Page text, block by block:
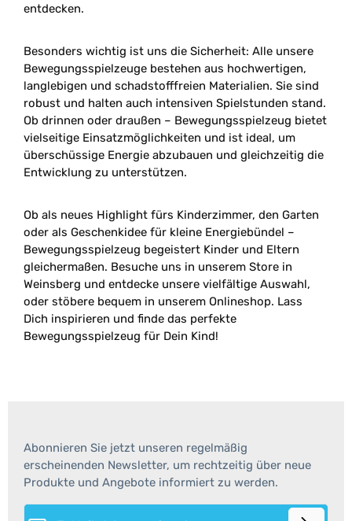
entdecken.
Besonders wichtig ist uns die Sicherheit: Alle unsere
Bewegungsspielzeuge bestehen aus hochwertigen,
langlebigen und schadstofffreien Materialien. Sie sind
robust und halten auch intensiven Spielstunden stand.
Ob drinnen oder draußen – Bewegungsspielzeug bietet
vielseitige Einsatzmöglichkeiten und ist ideal, um
überschüssige Energie abzubauen und gleichzeitig die
Entwicklung zu unterstützen.
Ob als neues Highlight fürs Kinderzimmer, den Garten
oder als Geschenkidee für kleine Energiebündel –
Bewegungsspielzeug begeistert Kinder und Eltern
gleichermaßen. Besuche uns in unserem Store in
Weinsberg und entdecke unsere vielfältige Auswahl,
oder stöbere bequem in unserem Onlineshop. Lass
Dich inspirieren und finde das perfekte
Bewegungsspielzeug für Dein Kind!
Abonnieren Sie jetzt unseren regelmäßig
erscheinenden Newsletter, um rechtzeitig über neue
Produkte und Angebote informiert zu werden.
E-Mail-Adresse*